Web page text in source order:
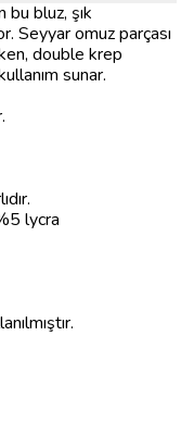
bu bluz, şık
Seyyar omuz parçası
double krep
sunar.
lycra